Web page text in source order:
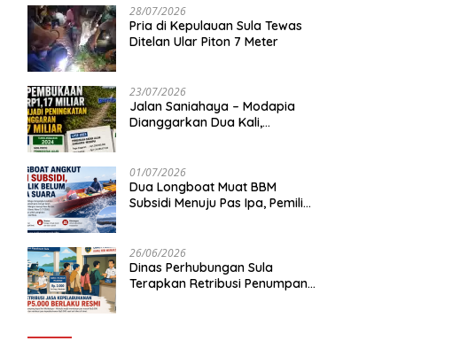
28/07/2026
Pria di Kepulauan Sula Tewas
Ditelan Ular Piton 7 Meter
23/07/2026
Jalan Saniahaya – Modapia
Dianggarkan Dua Kali,
01/07/2026
Dua Longboat Muat BBM
Subsidi Menuju Pas Ipa, Pemilik
26/06/2026
Dinas Perhubungan Sula
Terapkan Retribusi Penumpang